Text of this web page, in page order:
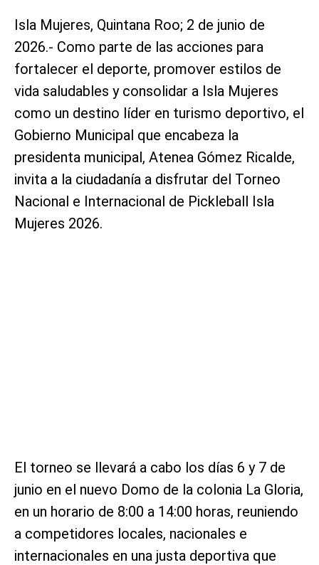
Isla Mujeres, Quintana Roo; 2 de junio de
2026.- Como parte de las acciones para
fortalecer el deporte, promover estilos de
vida saludables y consolidar a Isla Mujeres
como un destino líder en turismo deportivo, el
Gobierno Municipal que encabeza la
presidenta municipal, Atenea Gómez Ricalde,
invita a la ciudadanía a disfrutar del Torneo
Nacional e Internacional de Pickleball Isla
Mujeres 2026.
El torneo se llevará a cabo los días 6 y 7 de
junio en el nuevo Domo de la colonia La Gloria,
en un horario de 8:00 a 14:00 horas, reuniendo
a competidores locales, nacionales e
internacionales en una justa deportiva que